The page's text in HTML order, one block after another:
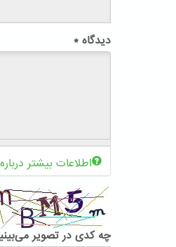
دیدگاه *
اطلاعات بیشتر
چه کدی در تصویر